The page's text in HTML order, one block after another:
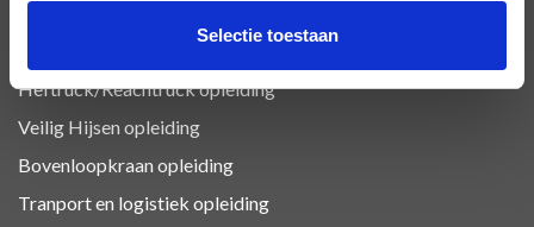
Selectie toestaan
VIL VCA
Heftruck/Reachtruck opleiding
Veilig Hijsen opleiding
Bovenloopkraan opleiding
Tranport en logistiek opleiding